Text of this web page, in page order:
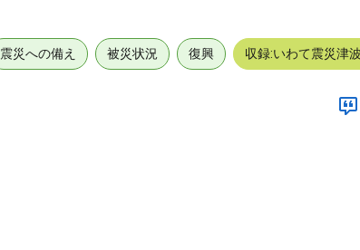
震災への備え 被災状況 復興 収録:いわて震災津